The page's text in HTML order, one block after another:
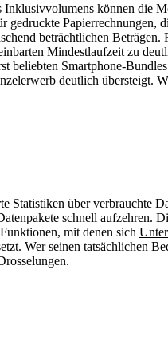
können die
Papierrechnungen,
beträchtlichen
Mindestlaufzeit zu
beliebten Smartphone-
deutlich übersteigt.
über verbrauchte
schnell aufzehren.
mit denen sich
Wer seinen tatsächlichen